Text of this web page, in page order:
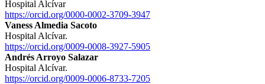
Hospital Alcívar
https://orcid.org/0000-0002-3709-3947
Vaness Almedia Sacoto
Hospital Alcívar.
https://orcid.org/0009-0008-3927-5905
Andrés Arroyo Salazar
Hospital Alcívar.
https://orcid.org/0009-0006-8733-7205